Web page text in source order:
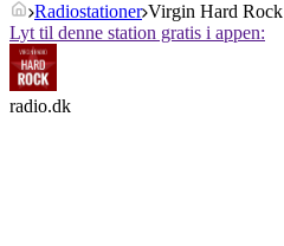
Radiostationer Virgin Hard Rock
Lyt til denne station gratis i appen:
radio.dk